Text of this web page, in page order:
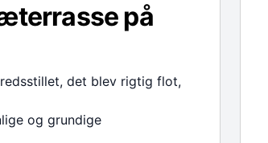
på
det blev rigtig flot,
og grundige